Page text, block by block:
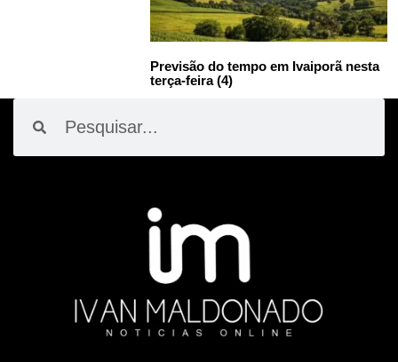
Previsão do tempo em Ivaiporã nesta
terça-feira (4)